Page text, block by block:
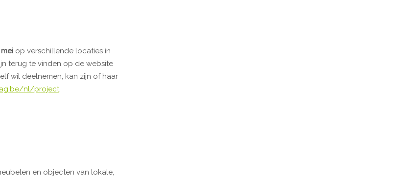
op verschillende locaties in
terug te vinden op de website
wil deelnemen, kan zijn of haar
nl/project.
en objecten van lokale,